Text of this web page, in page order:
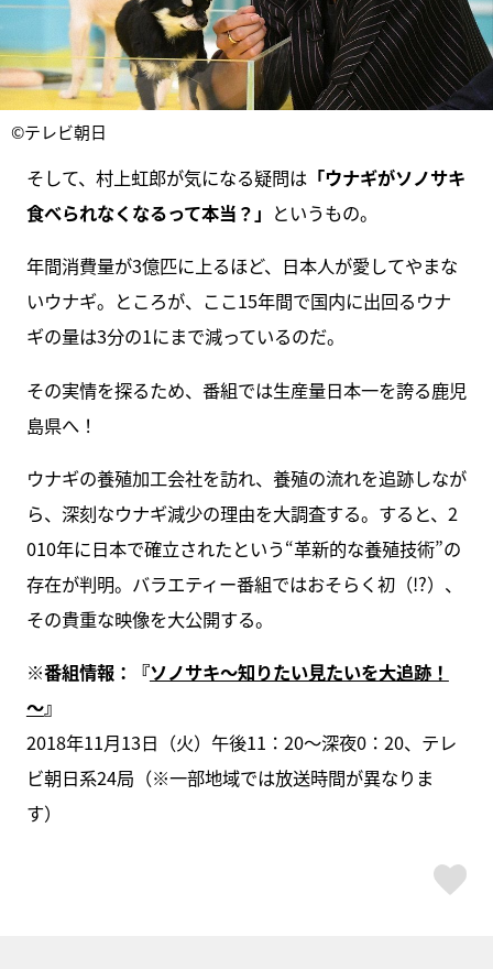
©テレビ朝日
そして、村上虹郎が気になる疑問は「ウナギがソノサキ
食べられなくなるって本当？」 というもの。
年間消費量が3億匹に上るほど、日本人が愛してやまな
いウナギ。ところが、ここ15年間で国内に出回るウナ
ギの量は3分の1にまで減っているのだ。
その実情を探るため、番組では生産量日本一を誇る鹿児
島県へ！
ウナギの養殖加工会社を訪れ、養殖の流れを追跡しなが
ら、深刻なウナギ減少の理由を大調査する。すると、2
010年に日本で確立されたという“革新的な養殖技術”の
存在が判明。バラエティー番組ではおそらく初（!?）、
その貴重な映像を大公開する。
※番組情報：『ソノサキ～知りたい見たいを大追跡！
～』
2018年11月13日（火）午後11：20～深夜0：20、テレ
ビ朝日系24局（※一部地域では放送時間が異なりま
す）